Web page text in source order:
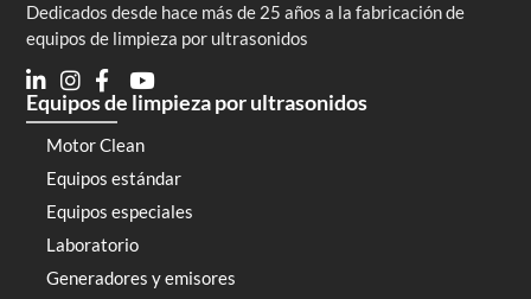
Dedicados desde hace más de 25 años a la fabricación de
equipos de limpieza por ultrasonidos
Equipos de limpieza por ultrasonidos
Motor Clean
Equipos estándar
Equipos especiales
Laboratorio
Generadores y emisores